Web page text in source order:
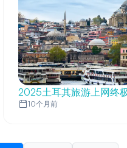
2025土耳其旅游上网终
10个月前